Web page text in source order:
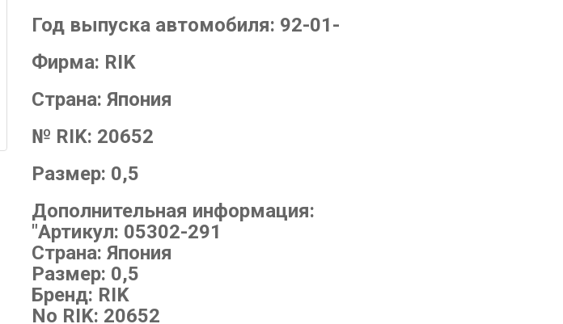
Год выпуска автомобиля: 92-01-
Фирма: RIK
Страна: Япония
№ RIK: 20652
Размер: 0,5
Дополнительная информация:
"Артикул: 05302-291
Страна: Япония
Размер: 0,5
Бренд: RIK
No RIK: 20652